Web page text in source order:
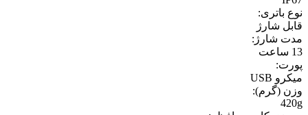
نوع باتری:
قابل شارژ
مدت شارژ:
13 ساعت
پورت:
میکرو USB
وزن (گرم):
420g